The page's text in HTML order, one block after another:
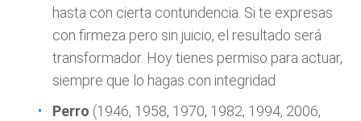
hasta con cierta contundencia. Si te expresas
con firmeza pero sin juicio, el resultado será
transformador. Hoy tienes permiso para actuar,
siempre que lo hagas con integridad
Perro (1946, 1958, 1970, 1982, 1994, 2006,